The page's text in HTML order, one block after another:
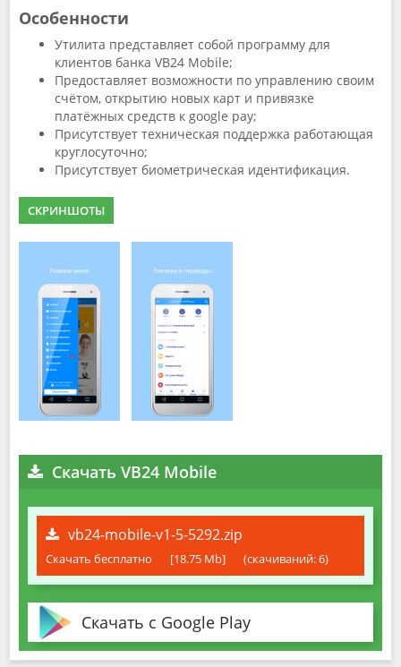
Особенности
Утилита представляет собой программу для
клиентов банка VB24 Mobile;
Предоставляет возможности по управлению своим
счётом, открытию новых карт и привязке
платёжных средств к google pay;
Присутствует техническая поддержка работающая
круглосуточно;
Присутствует биометрическая идентификация.
СКРИНШОТЫ
Скачать VB24 Mobile
vb24-mobile-v1-5-5292.zip
Скачать бесплатно [18.75 Mb] (cкачиваний: 6)
Скачать с Google Play